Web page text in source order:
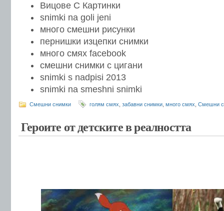
Вицове С Картинки
snimki na goli jeni
много смешни рисунки
пернишки изцепки снимки
много смях facebook
смешни снимки с цигани
snimki s nadpisi 2013
snimki na smeshni snimki
Смешни снимки голям смях забавни снимки много смях Смешни
Героите от детските в реалността